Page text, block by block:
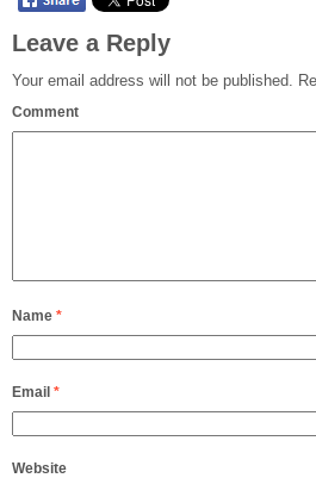
Leave a Reply
Your email address will not be published.
Comment
Name *
Email *
Website